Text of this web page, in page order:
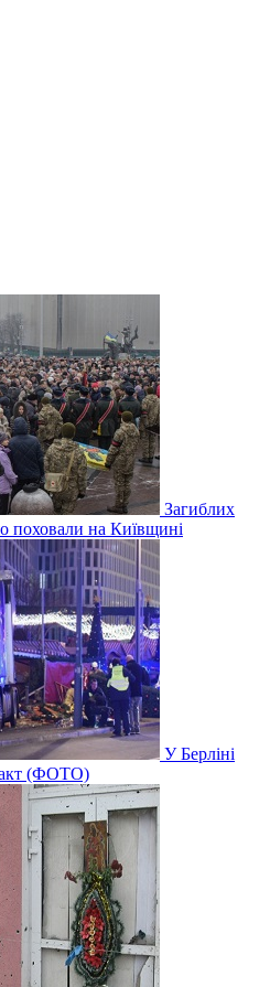
Загиблих
поховали на Київщині
У Берліні
(ФОТО)